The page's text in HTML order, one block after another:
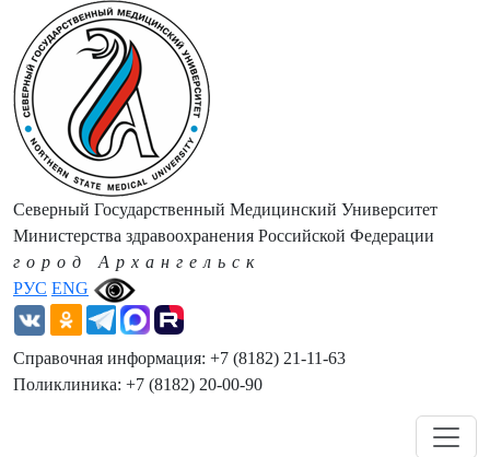
РУС ENG
Северный Государственный Медицинский Университет
Министерства здравоохранения Российской Федерации
город Архангельск
Справочная информация: +7 (8182) 21-11-63
Поликлиника: +7 (8182) 20-00-90